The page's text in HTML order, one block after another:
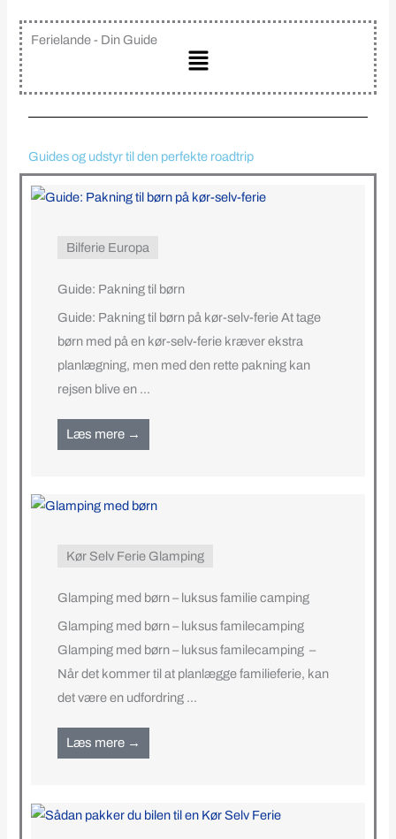
Ferielande - Din Guide
Main
Menu
Guides og udstyr til den perfekte roadtrip
Bilferie Europa
Guide: Pakning til børn
Guide: Pakning til børn på kør-selv-ferie At tage
børn med på en kør-selv-ferie kræver ekstra
planlægning, men med den rette pakning kan
rejsen blive en ...
Læs mere →
Kør Selv Ferie Glamping
Glamping med børn – luksus familie camping
Glamping med børn – luksus familecamping
Glamping med børn – luksus familecamping –
Når det kommer til at planlægge familieferie, kan
det være en udfordring ...
Læs mere →